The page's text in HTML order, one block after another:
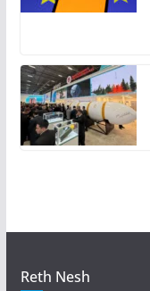
Reth Nesh